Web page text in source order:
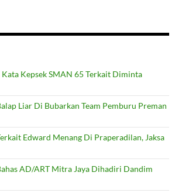
Kata Kepsek SMAN 65 Terkait Diminta
Liar Di Bubarkan Team Pemburu Preman
Edward Menang Di Praperadilan, Jaksa
AD/ART Mitra Jaya Dihadiri Dandim